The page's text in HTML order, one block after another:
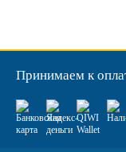
Принимаем к